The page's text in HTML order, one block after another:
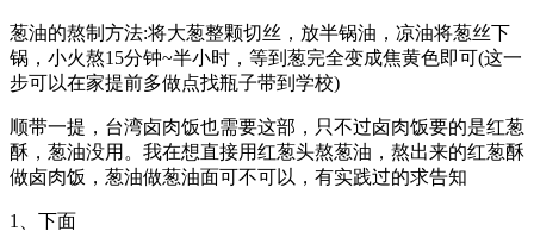
葱油的熬制方法:将大葱整颗切丝，放半锅油，凉油将葱丝下
锅，小火熬15分钟~半小时，等到葱完全变成焦黄色即可(这一
步可以在家提前多做点找瓶子带到学校)
顺带一提，台湾卤肉饭也需要这部，只不过卤肉饭要的是红葱
酥，葱油没用。我在想直接用红葱头熬葱油，熬出来的红葱酥
做卤肉饭，葱油做葱油面可不可以，有实践过的求告知
1、下面